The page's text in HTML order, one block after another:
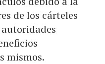
de los cárteles
mismos.